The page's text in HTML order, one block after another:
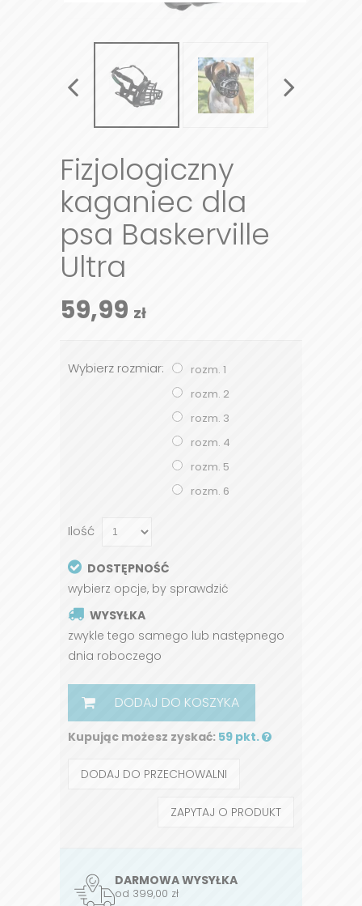
Fizjologiczny
kaganiec dla
psa Baskerville
Ultra
59,99 zł
Wybierz rozmiar:
rozm. 1
rozm. 2
rozm. 3
rozm. 4
rozm. 5
rozm. 6
Ilość
DOSTĘPNOŚĆ
wybierz opcje, by sprawdzić
WYSYŁKA
zwykle tego samego lub następnego
dnia roboczego
DODAJ DO KOSZYKA
Kupując możesz zyskać: 59 pkt.
DODAJ DO PRZECHOWALNI
ZAPYTAJ O PRODUKT
DARMOWA WYSYŁKA
od 399,00 zł